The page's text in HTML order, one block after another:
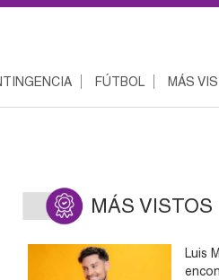
FÚTBOL MÁS
MÁS VISTOS
Luis